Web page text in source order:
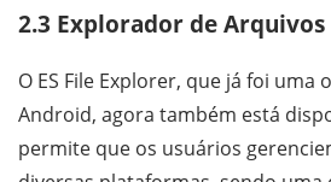
2.3 Explorador de Arquivos
O ES File Explorer, que já foi uma
Android, agora também está
permite que os usuários